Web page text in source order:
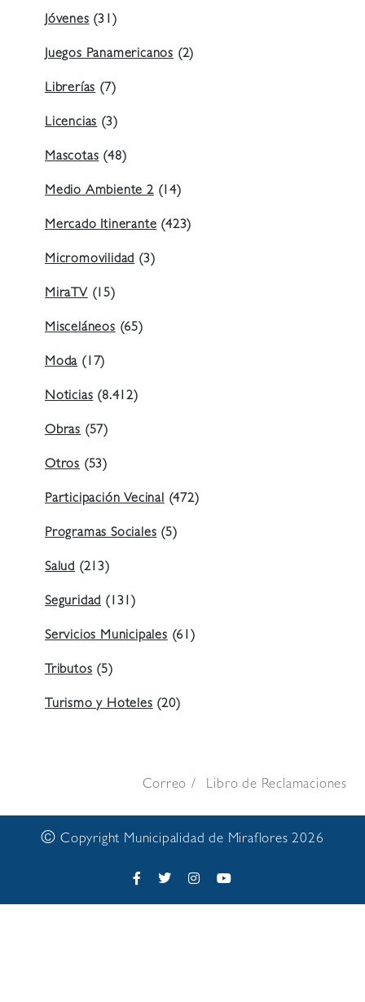
Jóvenes (31)
Juegos Panamericanos (2)
Librerías (7)
Licencias (3)
Mascotas (48)
Medio Ambiente 2(14)
Mercado Itinerante (423)
Micromovilidad (3)
MiraTV (15)
Misceláneos (65)
Moda (17)
Noticias (8.412)
Obras (57)
Otros (53)
Participación Vecinal (472)
Programas Sociales (5)
Salud (213)
Seguridad (131)
Servicios Municipales (61)
Tributos (5)
Turismo y Hoteles (20)
Correo Libro de Reclamaciones
© Copyright Municipalidad de Miraflores 2026